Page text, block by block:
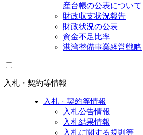
産台帳の公表について
財政収支状況報告
財政状況の公表
資金不足比率
港湾整備事業経営戦略
入札・契約等情報
入札・契約等情報
入札公告情報
入札結果情報
入札に関する規則等